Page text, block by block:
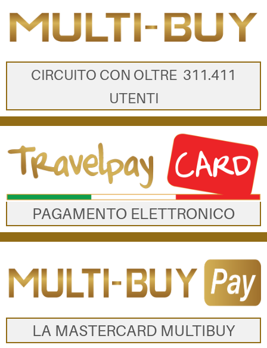
CIRCUITO CON OLTRE 311.411
UTENTI
PAGAMENTO ELETTRONICO
LA MASTERCARD MULTIBUY